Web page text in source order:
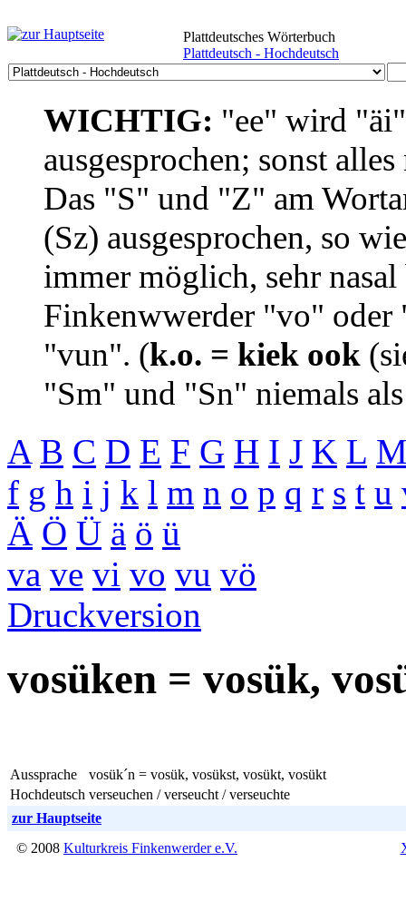
Plattdeutsches Wörterbuch
Plattdeutsch - Hochdeutsch
WICHTIG: "ee" wird
ausgesprochen; sonst
Das "S" und "Z" am
(Sz) ausgesprochen, so
immer möglich, sehr
Finkenwwerder "vo"
"vun". (k.o. = kiek ook
"Sm" und "Sn" niemals
A B C D E F G H I J K L
f g h i j k l m n o p q r s t u
Ä Ö Ü ä ö ü
va ve vi vo vu vö
Druckversion
vosüken = vosük,
Aussprache
vosük´n = vosük, vosükst, vosükt, vosükt
Hochdeutsch verseuchen / verseucht / verseuchte
zur Hauptseite
© 2008 Kulturkreis Finkenwerder e.V.